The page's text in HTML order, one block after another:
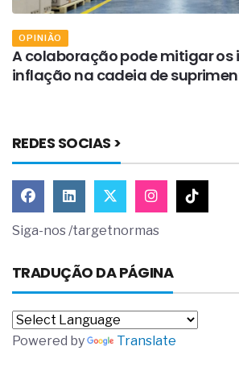
OPINIÃO
A colaboração pode mitigar
inflação na cadeia de
REDES SOCIAS >
Siga-nos /targetnormas
TRADUÇÃO DA PÁGINA
Powered by Translate